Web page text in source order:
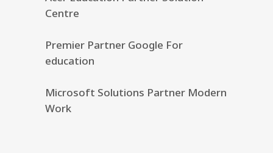
Centre
Premier Partner Google For
education
Microsoft Solutions Partner Modern
Work